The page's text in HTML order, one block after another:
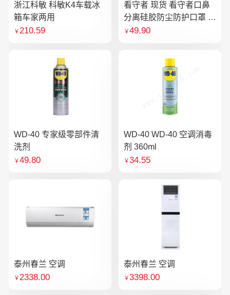
浙江科敏 科敏K4车载冰
箱车家两用
￥210.59
看守者 现货 看守者口鼻
分离硅胶防尘防护口罩 1
个口罩含10片滤芯
￥49.90
WD-40 专家级零部件清
洗剂
￥49.80
WD-40 WD-40 空调消毒
剂 360ml
￥34.55
泰州春兰 空调
￥2338.00
泰州春兰 空调
￥3398.00